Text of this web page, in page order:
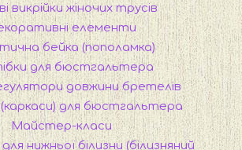
викрійки жіночих трусів
елементи
бейка (пополамка)
для бюстгальтера
довжини бретелів
(каркаси) для бюстгальтера
Майстер-класи
нижньої білизни (білизняний